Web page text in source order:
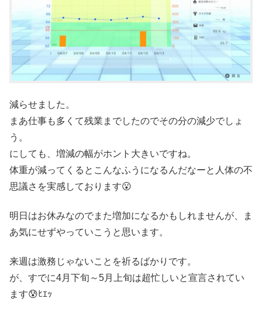
減らせました。
まあ仕事も多くて残業までしたのでその分の減少でしょ
う。
にしても、増減の幅がホント大きいですね。
体重が減ってくるとこんなふうになるんだなーと人体の不
思議さを実感しております😮
明日はお休みなのでまた増加になるかもしれませんが、ま
あ気にせずやっていこうと思います。
来週は激務じゃないことを祈るばかりです。
が、すでに4月下旬～5月上旬は超忙しいと宣言されてい
ます😰ﾋｴｯ